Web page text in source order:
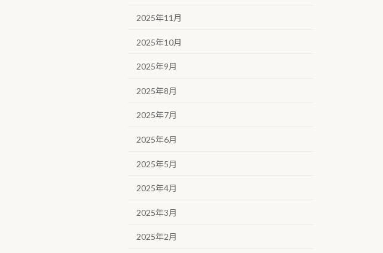
2025年11月
2025年10月
2025年9月
2025年8月
2025年7月
2025年6月
2025年5月
2025年4月
2025年3月
2025年2月